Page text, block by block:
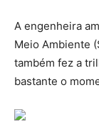
A engenheira
Meio Ambiente
também fez a
bastante o